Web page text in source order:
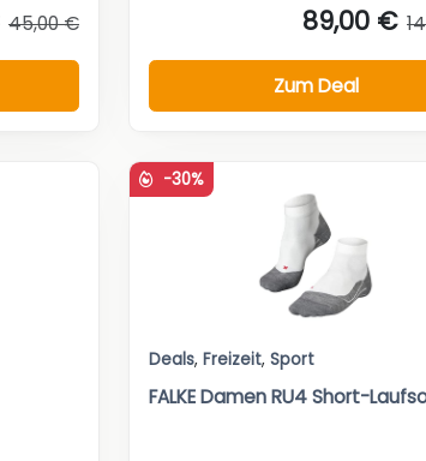
45,00 € 89,00 €
Zum Deal
-30%
Deals, Freizeit, Sport
FALKE Damen RU4 Short-